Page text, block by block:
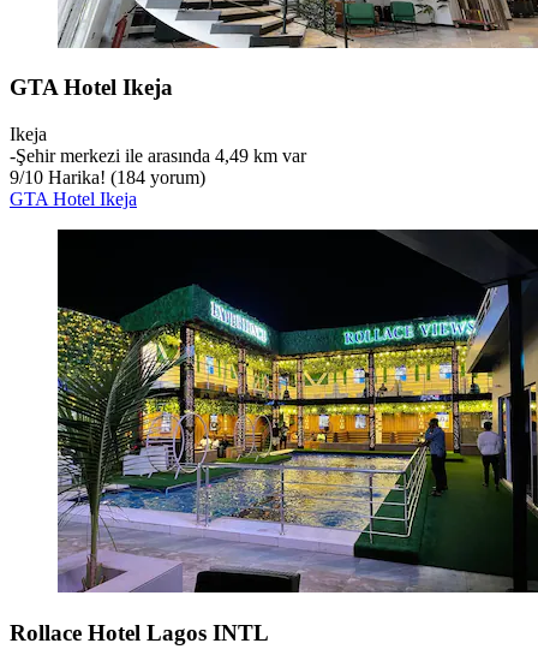
GTA Hotel Ikeja
Ikeja
‐Şehir merkezi ile arasında 4,49 km var
9/10 Harika! (184 yorum)
GTA Hotel Ikeja
Rollace Hotel Lagos INTL